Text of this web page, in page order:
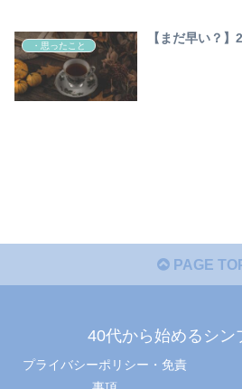
・思ったこと
【まだ早い？】
PAGE
40代から始めるシン
プライバシーポリシー・免責